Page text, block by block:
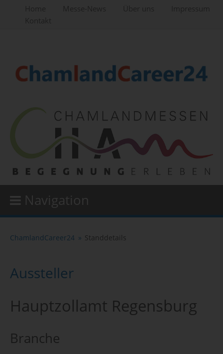
Navigation
ChamlandCareer24 Standdetails
Aussteller
Hauptzollamt Regensburg
Branche